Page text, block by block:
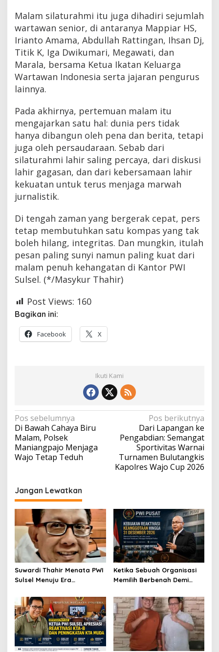
Malam silaturahmi itu juga dihadiri sejumlah
wartawan senior, di antaranya Mappiar HS,
Irianto Amama, Abdullah Rattingan, Ihsan Dj,
Titik K, Iga Dwikumari, Megawati, dan
Marala, bersama Ketua Ikatan Keluarga
Wartawan Indonesia serta jajaran pengurus
lainnya.
Pada akhirnya, pertemuan malam itu
mengajarkan satu hal: dunia pers tidak
hanya dibangun oleh pena dan berita, tetapi
juga oleh persaudaraan. Sebab dari
silaturahmi lahir saling percaya, dari diskusi
lahir gagasan, dan dari kebersamaan lahir
kekuatan untuk terus menjaga marwah
jurnalistik.
Di tengah zaman yang bergerak cepat, pers
tetap membutuhkan satu kompas yang tak
boleh hilang, integritas. Dan mungkin, itulah
pesan paling sunyi namun paling kuat dari
malam penuh kehangatan di Kantor PWI
Sulsel. (*/Masykur Thahir)
Post Views: 160
Bagikan ini:
Facebook X
Ikuti Kami
Navigasi
pos
Pos sebelumnya
Di Bawah Cahaya Biru
Malam, Polsek
Maniangpajo Menjaga
Wajo Tetap Teduh
Pos berikutnya
Dari Lapangan ke
Pengabdian: Semangat
Sportivitas Warnai
Turnamen Bulutangkis
Kapolres Wajo Cup 2026
Jangan Lewatkan
Suwardi Thahir Menata PWI
Sulsel Menuju Era
Ketika Sebuah Organisasi
Memilih Berbenah Demi